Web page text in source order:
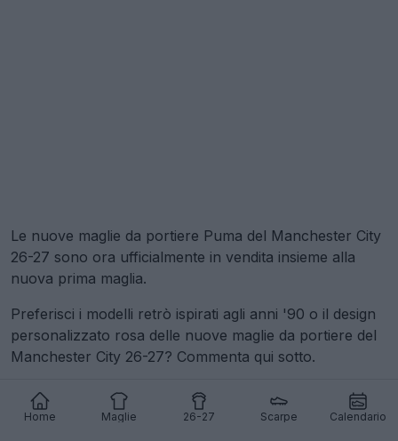
Home Maglie 26-27 Scarpe Calendario
Le nuove maglie da portiere Puma del Manchester City
26-27 sono ora ufficialmente in vendita insieme alla
nuova prima maglia.
Preferisci i modelli retrò ispirati agli anni '90 o il design
personalizzato rosa delle nuove maglie da portiere del
Manchester City 26-27? Commenta qui sotto.
Mostra commenti